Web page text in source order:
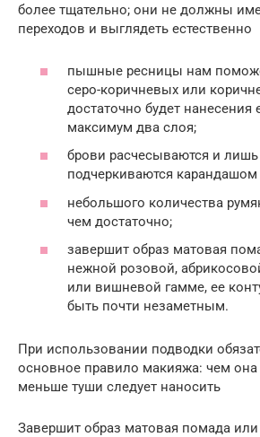
более тщательно; они не должны
переходов и выглядеть естественно
пышные ресницы нам
серо-коричневых или
достаточно будет нанесения
максимум два слоя;
брови расчесываются и лишь
подчеркиваются
небольшого количества
чем достаточно;
завершит образ матовая
нежной розовой,
или вишневой гамме, ее
быть почти незаметным.
При использовании подводки
основное правило макияжа: чем она
меньше туши следует наносить
Завершит образ матовая помада